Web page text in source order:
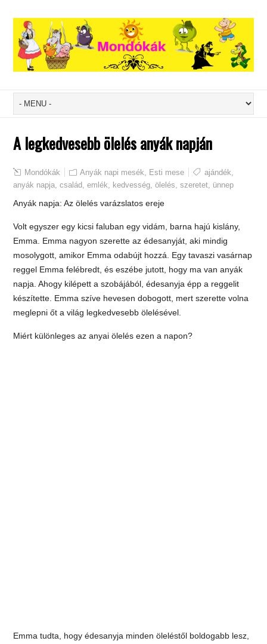
A legkedvesebb ölelés anyák napján
Mondókák Anyák napi mesék Esti mese ajándék
anyák napja ,család ,emlék kedvesség ,ölelés ,szeretet ünnep
Anyák napja: Az ölelés varázslatos ereje
Volt egyszer egy kicsi faluban egy vidám, barna hajú kislány,
Emma. Emma nagyon szerette az édesanyját, aki mindig
mosolygott, amikor Emma odabújt hozzá. Egy tavaszi vasárnap
reggel Emma felébredt, és eszébe jutott, hogy ma van anyák
napja. Ahogy kilépett a szobájából, édesanyja épp a reggelit
készítette. Emma szíve hevesen dobogott, mert szerette volna
meglepni őt a világ legkedvesebb ölelésével.
Miért különleges az anyai ölelés ezen a napon?
Emma tudta, hogy édesanyja minden öleléstől boldogabb lesz,